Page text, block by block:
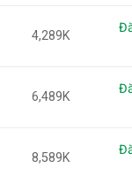
4,289K
6,489K
8,589K